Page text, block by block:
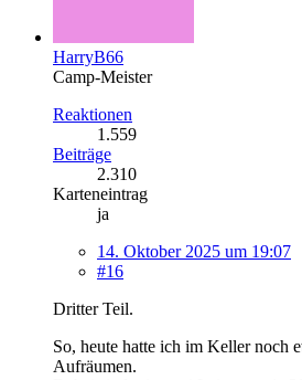
HarryB66
Camp-Meister
Reaktionen
1.559
Beiträge
2.310
Karteneintrag
ja
14. Oktober 2025 um 19:07
#16
Dritter Teil.
So, heute hatte ich im Keller noch
Aufräumen.